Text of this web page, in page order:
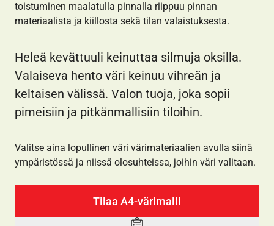
toistuminen maalatulla pinnalla riippuu pinnan
materiaalista ja kiillosta sekä tilan valaistuksesta.
Heleä kevättuuli keinuttaa silmuja oksilla.
Valaiseva hento väri keinuu vihreän ja
keltaisen välissä. Valon tuoja, joka sopii
pimeisiin ja pitkänmallisiin tiloihin.
Valitse aina lopullinen väri värimateriaalien avulla siinä
ympäristössä ja niissä olosuhteissa, joihin väri valitaan.
Tilaa A4-värimalli